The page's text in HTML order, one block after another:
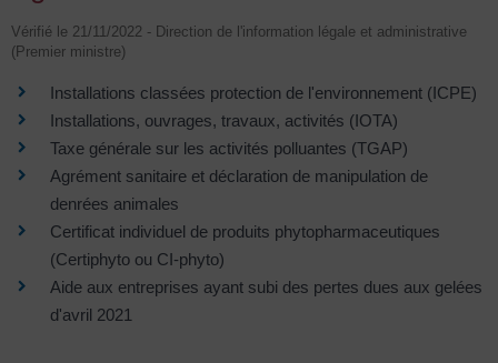
Vérifié le 21/11/2022 - Direction de l'information légale et administrative
(Premier ministre)
Installations classées protection de l'environnement (ICPE)
Installations, ouvrages, travaux, activités (IOTA)
Taxe générale sur les activités polluantes (TGAP)
Agrément sanitaire et déclaration de manipulation de
denrées animales
Certificat individuel de produits phytopharmaceutiques
(Certiphyto ou CI-phyto)
Aide aux entreprises ayant subi des pertes dues aux gelées
d'avril 2021